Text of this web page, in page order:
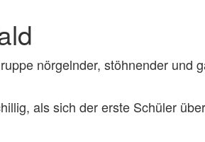
nörgelnder, stöhnender und
als sich der erste Schüler